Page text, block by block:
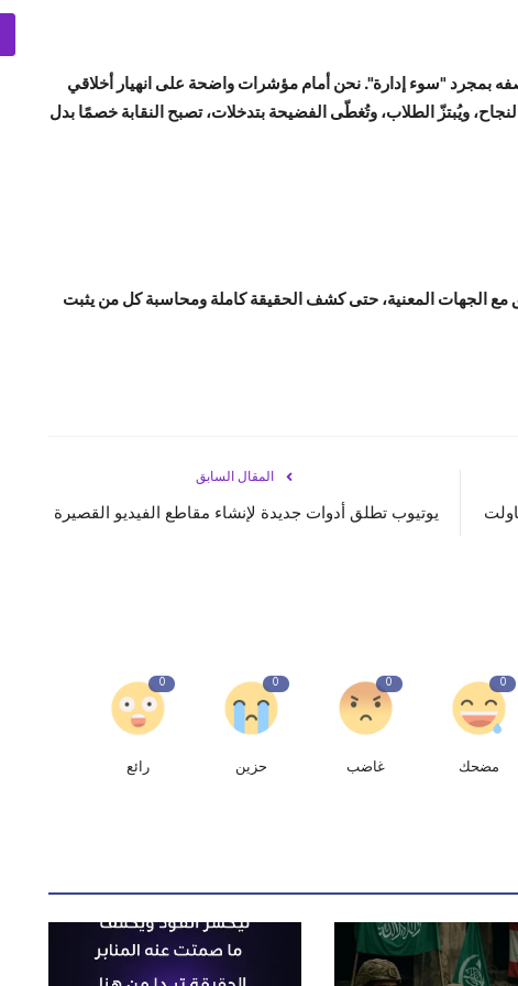
بمجرد "سوء إدارة". نحن أمام مؤشرات واضحة على انهيار أخلاقي
ويُبتزّ الطلاب، وتُغطّى الفضيحة بتدخلات، تصبح النقابة خصمًا بدل
مع الجهات المعنية، حتى كشف الحقيقة كاملة ومحاسبة كل من يثبت
المقال السابق
يوتيوب تطلق أدوات جديدة لإنشاء مقاطع الفيديو القصيرة
0
مضحك
0
غاضب
0
حزين
0
رائع